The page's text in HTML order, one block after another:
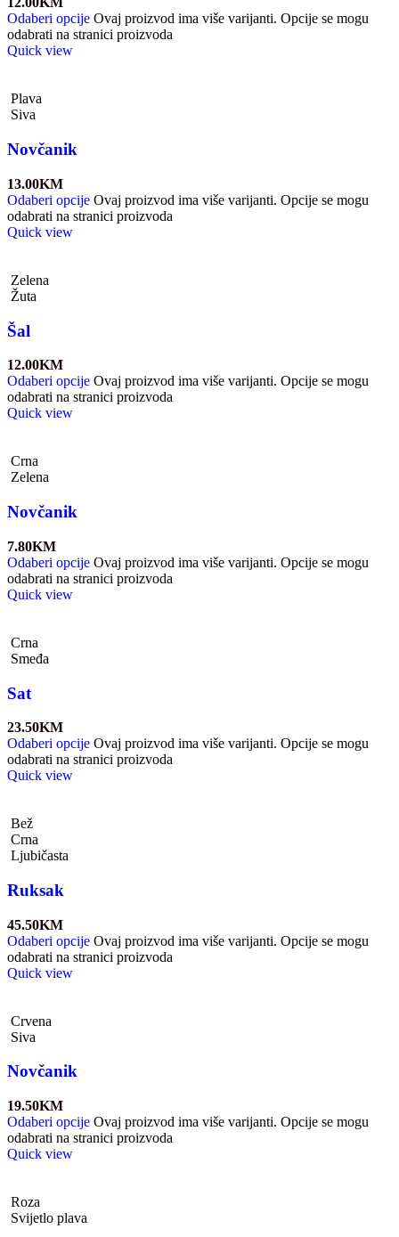
Odaberi opcije Ovaj proizvod ima više varijanti. Opcije se mogu
odabrati na stranici proizvoda
Quick view
Plava
Siva
Novčanik
13.00KM
Odaberi opcije Ovaj proizvod ima više varijanti. Opcije se mogu
odabrati na stranici proizvoda
Quick view
Zelena
Žuta
Šal
12.00KM
Odaberi opcije Ovaj proizvod ima više varijanti. Opcije se mogu
odabrati na stranici proizvoda
Quick view
Crna
Zelena
Novčanik
7.80KM
Odaberi opcije Ovaj proizvod ima više varijanti. Opcije se mogu
odabrati na stranici proizvoda
Quick view
Crna
Smeđa
Sat
23.50KM
Odaberi opcije Ovaj proizvod ima više varijanti. Opcije se mogu
odabrati na stranici proizvoda
Quick view
Bež
Crna
Ljubičasta
Ruksak
45.50KM
Odaberi opcije Ovaj proizvod ima više varijanti. Opcije se mogu
odabrati na stranici proizvoda
Quick view
Crvena
Siva
Novčanik
19.50KM
Odaberi opcije Ovaj proizvod ima više varijanti. Opcije se mogu
odabrati na stranici proizvoda
Quick view
Roza
Svijetlo plava